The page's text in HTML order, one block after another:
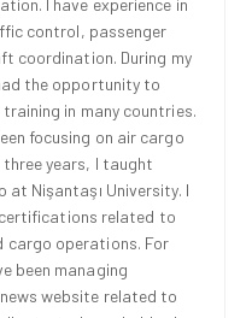
I have experience in
control, passenger
coordination. During my
the opportunity to
in many countries.
focusing on air cargo
years, I taught
at Nişantaşı University. I
related to
cargo operations. For
been managing
website related to